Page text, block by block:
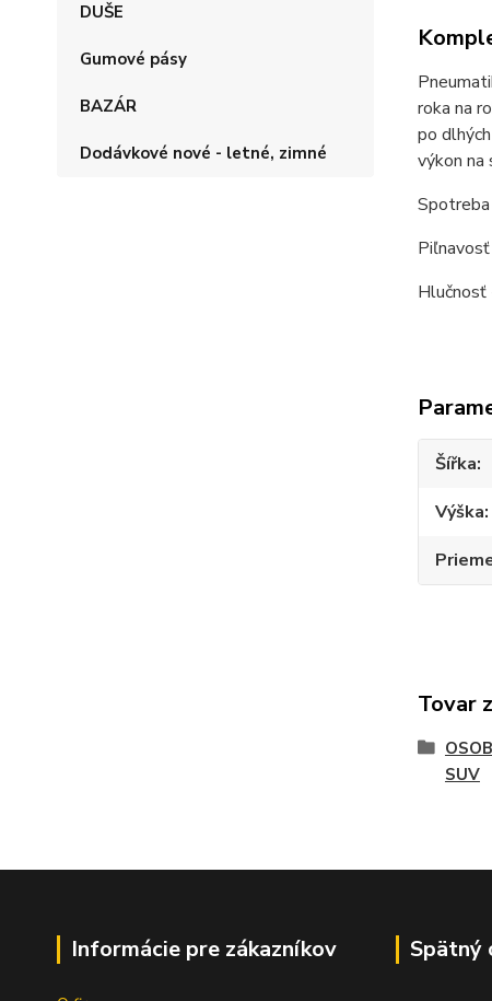
DUŠE
Gumové pásy
BAZÁR
Dodávkové nové - letné, zimné
roka na
po
výkon na
Šířka
Výška
Tovar
SUV
Informácie pre zákazníkov Spätný